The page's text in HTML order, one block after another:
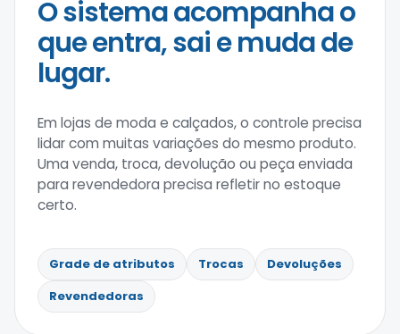
O sistema acompanha o
que entra, sai e muda de
lugar.
Em lojas de moda e calçados, o controle precisa
lidar com muitas variações do mesmo produto.
Uma venda, troca, devolução ou peça enviada
para revendedora precisa refletir no estoque
certo.
Grade de atributos Trocas
Devoluções
Revendedoras